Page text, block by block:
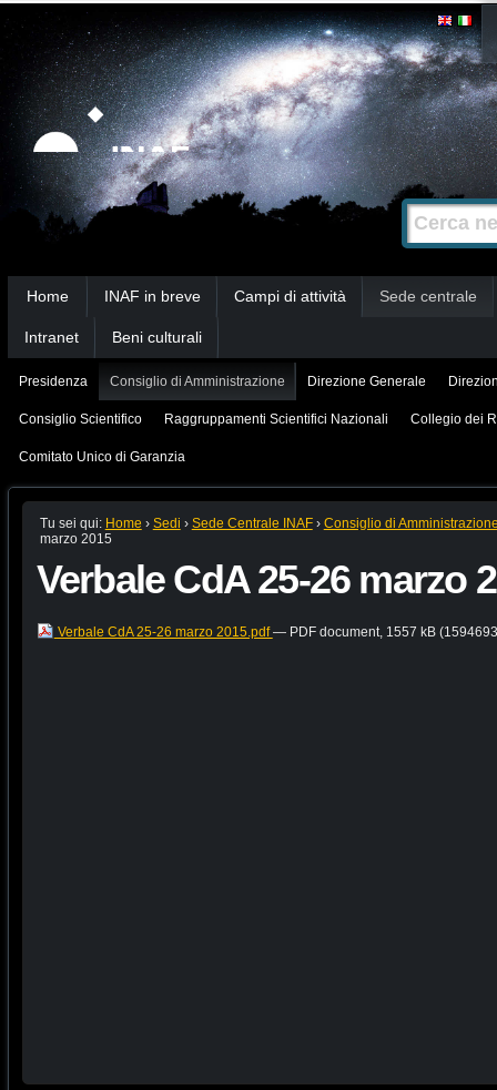
Strumenti
personali
Salta
contenuti.
|
Salta
alla
navigazione
Cerca nel
Ricerca
avanzata…
Home INAF in breve Campi di attività Sede centrale
Intranet Beni culturali
Presidenza Consiglio di Amministrazione Direzione Generale
Consiglio Scientifico Raggruppamenti Scientifici Nazionali Collegio dei
Comitato Unico di Garanzia
Tu sei qui: Home › Sedi › Sede Centrale INAF › Consiglio di
marzo 2015
Verbale CdA 25-26 marzo
Verbale CdA 25-26 marzo 2015.pdf— PDF document, 1557 kB